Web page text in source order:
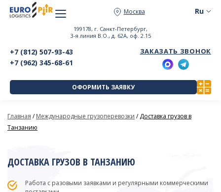
Москва
199178, г. Санкт-Петербург,
3-я линия В.О., д. 62А, оф. 2.15
+7 (812) 507-93-43
+7 (962) 345-68-61
ЗАКАЗАТЬ ЗВОНОК
ОФОРМИТЬ ЗАЯВКУ
Главная /Международные грузоперевозки /Доставка грузов в
Танзанию
ДОСТАВКА ГРУЗОВ В ТАНЗАНИЮ
Работа с разовыми заявками и регулярными коммерческими